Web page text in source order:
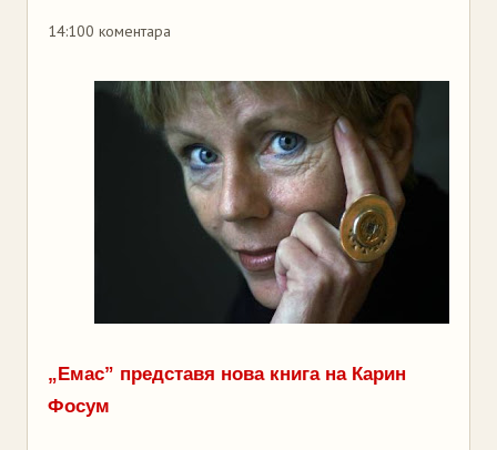
14:100 коментара
„Емас” представя нова книга на Карин
Фосум